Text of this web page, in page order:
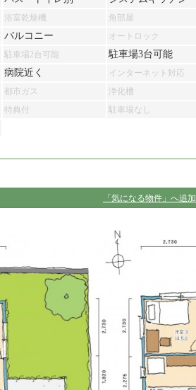
浴室乾燥機 角部屋
バルコニー オートロック
駐車場2台可能 駐車場3台可能
病院近く インターネット対応
都市ガス 浄化槽
特典付 駐車場なし
「気になる物件」へ追加